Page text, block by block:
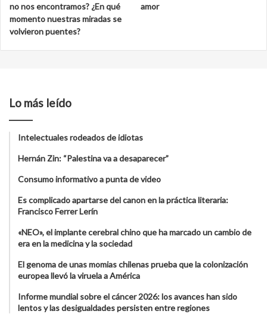
no nos encontramos? ¿En qué
momento nuestras miradas se
volvieron puentes?
amor
Lo más leído
Intelectuales rodeados de idiotas
Hernán Zin: “Palestina va a desaparecer”
Consumo informativo a punta de video
Es complicado apartarse del canon en la práctica literaria:
Francisco Ferrer Lerín
«NEO», el implante cerebral chino que ha marcado un cambio de
era en la medicina y la sociedad
El genoma de unas momias chilenas prueba que la colonización
europea llevó la viruela a América
Informe mundial sobre el cáncer 2026: los avances han sido
lentos y las desigualdades persisten entre regiones